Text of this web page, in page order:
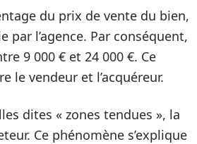
du prix de vente du bien,
l’agence. Par conséquent,
9 000 € et 24 000 €. Ce
vendeur et l’acquéreur.
dites « zones tendues », la
Ce phénomène s’explique